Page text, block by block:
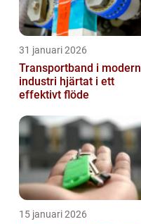
31 januari 2026
Transportband i modern
industri hjärtat i ett
effektivt flöde
15 januari 2026